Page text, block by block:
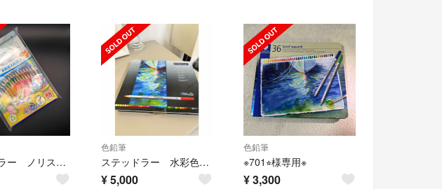
ステッドラー ノリスクラブ 水彩色えんぴつ ３６色
色鉛筆
ステッドラー 水彩色鉛筆36色(STAEDTLER)
¥5,000
色鉛筆
※701⭐︎様専用※
¥3,300